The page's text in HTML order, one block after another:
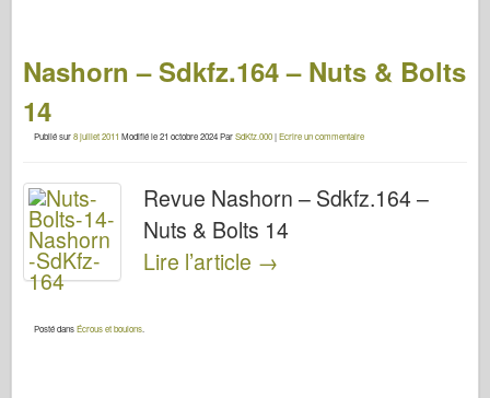
Nashorn – Sdkfz.164 – Nuts & Bolts
14
Publié sur8 juillet 2011 Modifié le21 octobre 2024ParSdKfz.000|Ecrire un commentaire
Revue Nashorn – Sdkfz.164 –
Nuts & Bolts 14
Lire l’article →
Posté dansÉcrous et boulons